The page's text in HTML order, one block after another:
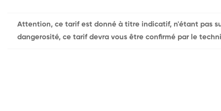
Attention, ce tarif est donné à titre indicatif, n'étant pas
dangerosité, ce tarif devra vous être confirmé par le